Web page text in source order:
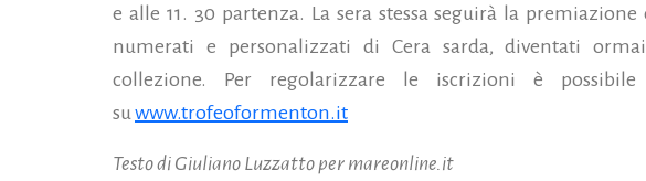
e alle 11. 30 partenza. La sera stessa seguirà la
numerati e personalizzati di Cera sarda, diventati
collezione. Per regolarizzare le iscrizioni è
su www.trofeoformenton.it
Testo di Giuliano Luzzatto per mareonline.it